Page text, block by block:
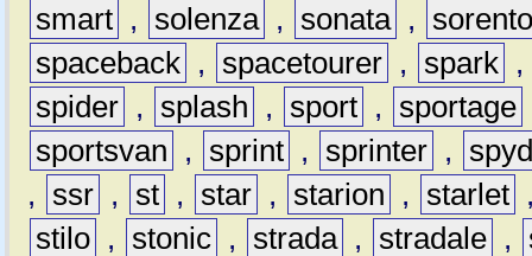
smart , solenza , sonata ,
spaceback , spacetourer , spark ,
spider , splash , sport , sportage
sportsvan
, sprint , sprinter ,
,
ssr , st , star , starion , starlet
stilo , stonic , strada , stradale ,